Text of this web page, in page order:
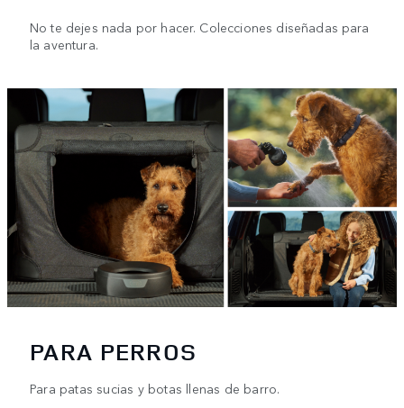
No te dejes nada por hacer. Colecciones diseñadas para
la aventura.
PARA PERROS
Para patas sucias y botas llenas de barro.